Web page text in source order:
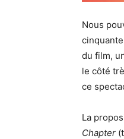
Nous
du film,
le côté
ce
La
Chapter